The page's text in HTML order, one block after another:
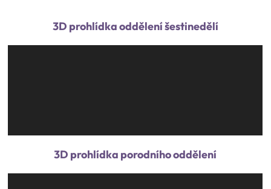
3D prohlídka oddělení šestinedělí
3D prohlídka porodního oddělení